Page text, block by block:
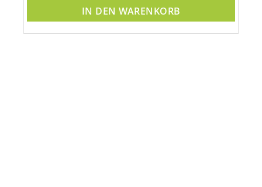
IN DEN WARENKORB